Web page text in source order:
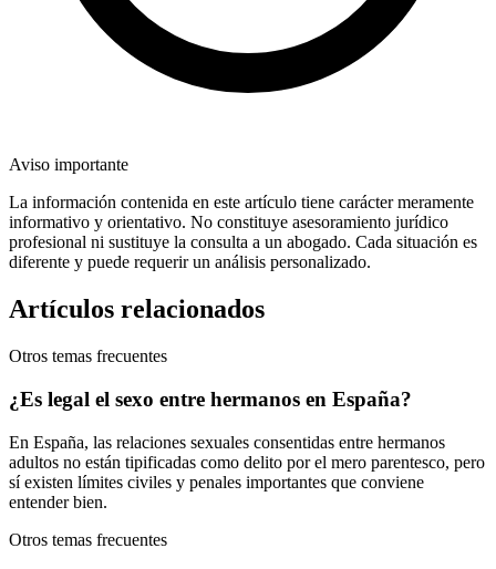
Aviso importante
La información contenida en este artículo tiene carácter meramente
informativo y orientativo. No constituye asesoramiento jurídico
profesional ni sustituye la consulta a un abogado. Cada situación es
diferente y puede requerir un análisis personalizado.
Artículos relacionados
Otros temas frecuentes
¿Es legal el sexo entre hermanos en España?
En España, las relaciones sexuales consentidas entre hermanos
adultos no están tipificadas como delito por el mero parentesco, pero
sí existen límites civiles y penales importantes que conviene
entender bien.
Otros temas frecuentes